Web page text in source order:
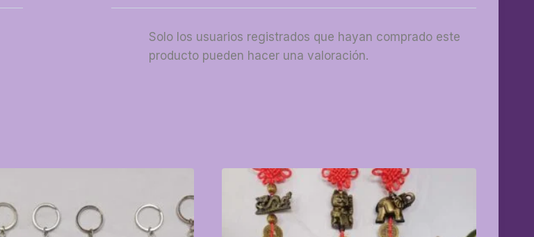
Solo los usuarios registrados que hayan comprado este
producto pueden hacer una valoración.